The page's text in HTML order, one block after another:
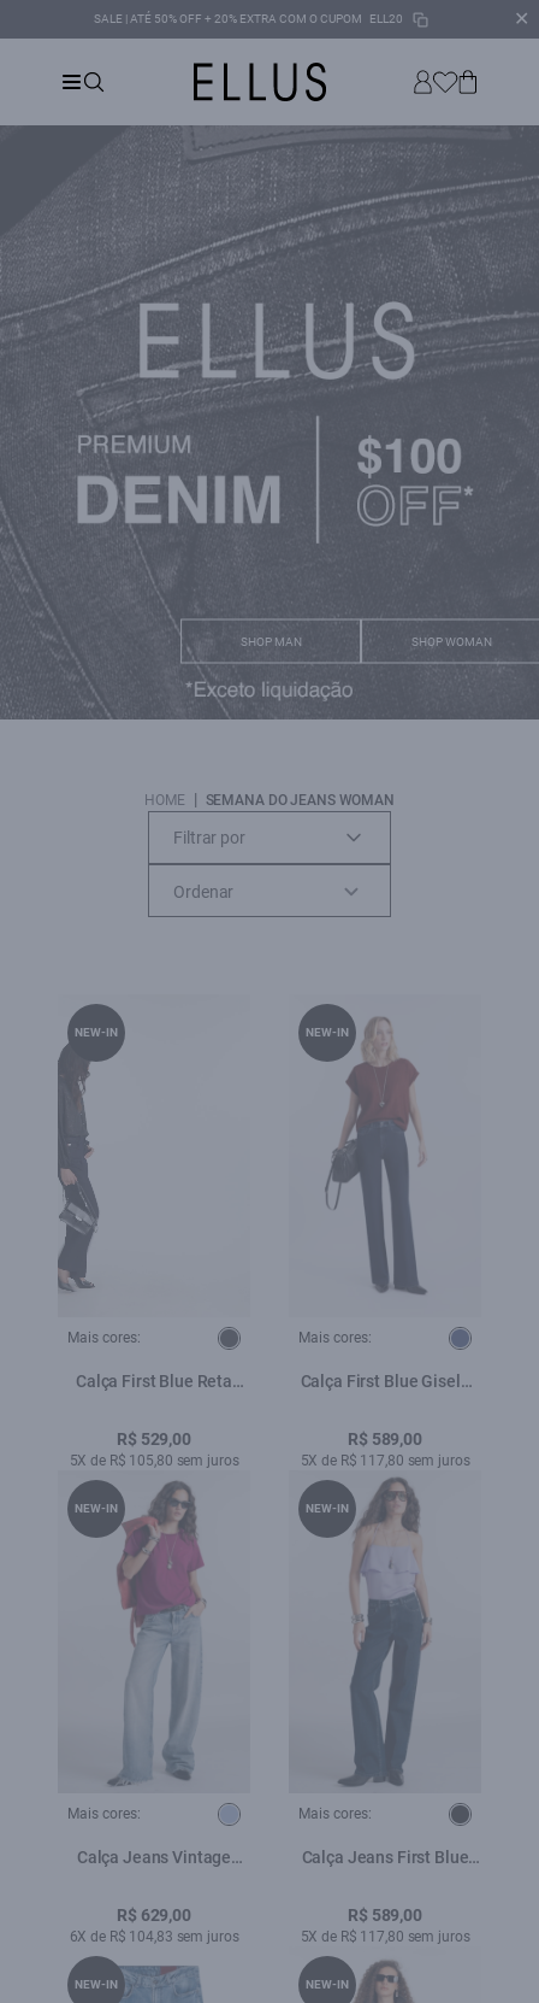
SALE | ATÉ 50% OFF + 20% EXTRA COM O CUPOM ELL20 ✕
SHOP MAN SHOP WOMAN
HOME | SEMANA DO JEANS WOMAN
Filtrar por
Mais cores:
Calça First Blue Reta
R$ 529,00
5X de R$ 105,80 sem juros
NEW-IN
Mais cores:
Calça First Blue Gisele
R$ 589,00
5X de R$ 117,80 sem juros
NEW-IN
Mais cores:
Calça Jeans Vintage
R$ 629,00
6X de R$ 104,83 sem juros
NEW-IN
Mais cores:
Calça Jeans First Blue
Lav.Escuro C/ Luva
R$ 589,00
5X de R$ 117,80 sem juros
NEW-IN
NEW-IN NEW-IN